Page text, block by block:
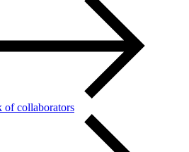
of collaborators